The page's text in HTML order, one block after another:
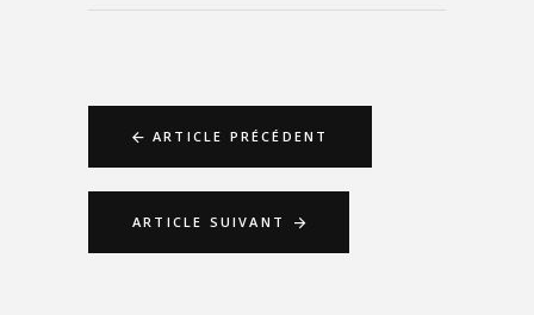
ARTICLE PRÉCÉDENT
ARTICLE SUIVANT